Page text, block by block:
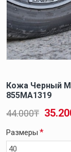
Кожа Черный
855MA1319
44.000₸
Размеры